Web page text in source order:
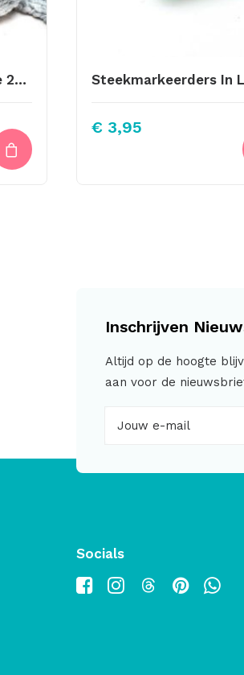
Sjaal Riempje Hard Roze 23cm
€ 3,95
Inschrijven
Altijd op de hoogte
aan voor de
Socials